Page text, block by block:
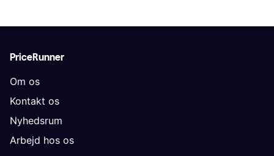
PriceRunner
Om os
Kontakt os
Nyhedsrum
Arbejd hos os